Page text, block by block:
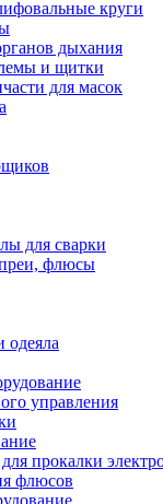
круги
дыхания
и щитки
для масок
для сварки
флюсы
одеяла
управления
прокалки
флюсов